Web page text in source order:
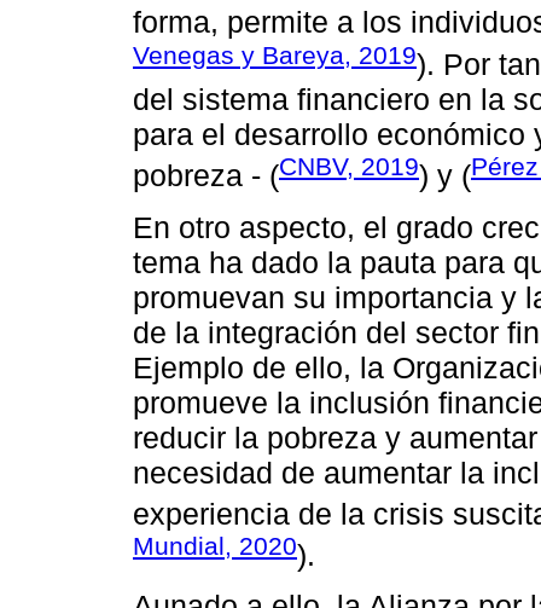
forma, permite a los
Venegas y Bareya, 2019). Por
del sistema financiero en la
para el desarrollo
pobreza - (CNBV, 2019) y (
En otro aspecto, el grado
tema ha dado la pauta para
promuevan su importancia y
de la integración del sector
Ejemplo de ello, la
promueve la inclusión
reducir la pobreza y
necesidad de aumentar la
experiencia de la crisis
Mundial, 2020).